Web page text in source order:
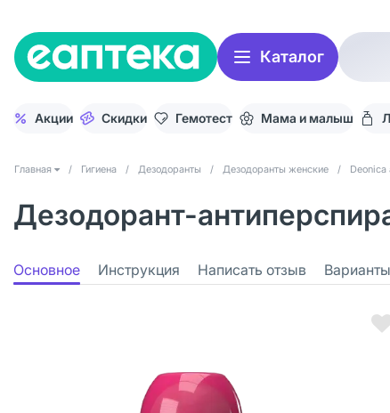
Каталог
Акции Скидки Гемотест Мама и малыш
Главная / Гигиена / Дезодоранты / Дезодоранты женские / Deonica
Дезодорант-
Основное Инструкция Написать отзыв Варианты